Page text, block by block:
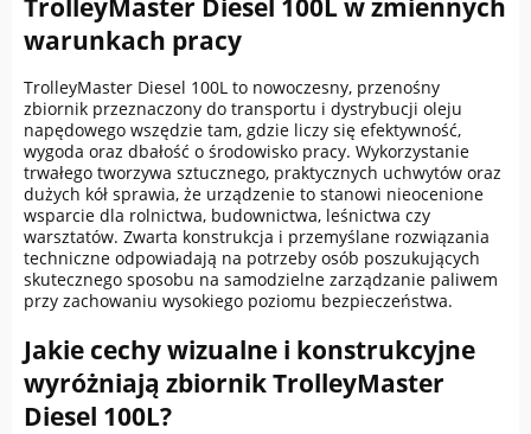
TrolleyMaster Diesel 100L w zmiennych
warunkach pracy
TrolleyMaster Diesel 100L to nowoczesny, przenośny
zbiornik przeznaczony do transportu i dystrybucji oleju
napędowego wszędzie tam, gdzie liczy się efektywność,
wygoda oraz dbałość o środowisko pracy. Wykorzystanie
trwałego tworzywa sztucznego, praktycznych uchwytów oraz
dużych kół sprawia, że urządzenie to stanowi nieocenione
wsparcie dla rolnictwa, budownictwa, leśnictwa czy
warsztatów. Zwarta konstrukcja i przemyślane rozwiązania
techniczne odpowiadają na potrzeby osób poszukujących
skutecznego sposobu na samodzielne zarządzanie paliwem
przy zachowaniu wysokiego poziomu bezpieczeństwa.
Jakie cechy wizualne i konstrukcyjne
wyróżniają zbiornik TrolleyMaster
Diesel 100L?